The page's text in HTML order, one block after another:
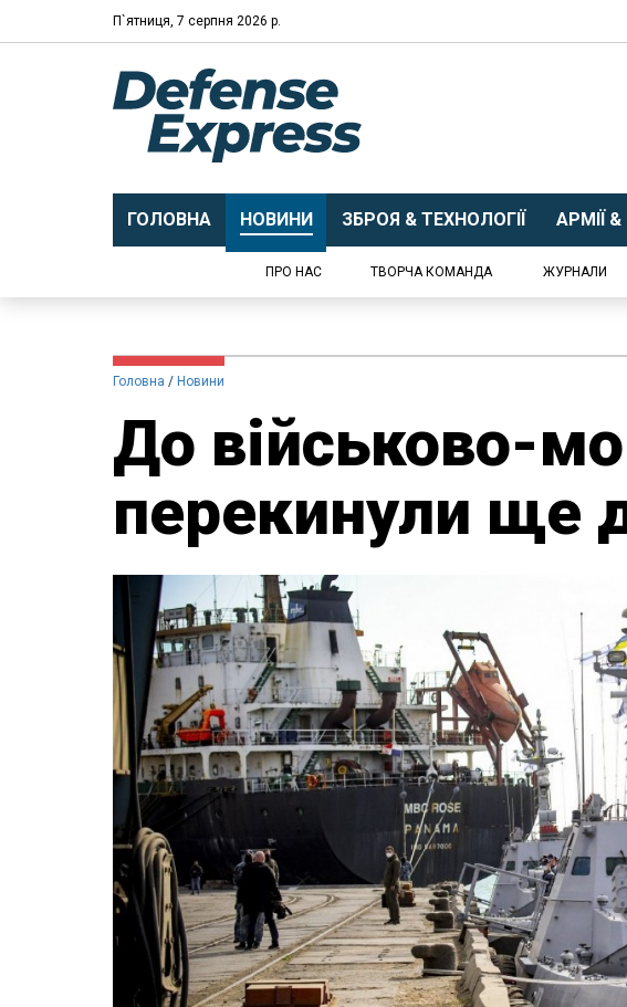
П`ятниця, 7 серпня 2026 р.
ГОЛОВНА НОВИНИ ЗБРОЯ & ТЕХНОЛОГІЇ АРМІЇ
ПРО НАС ТВОРЧА КОМАНДА ЖУРНАЛИ
Головна Новини
​До військово-
перекинули ще